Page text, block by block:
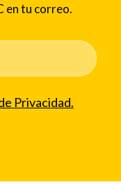
en tu correo.
Privacidad.